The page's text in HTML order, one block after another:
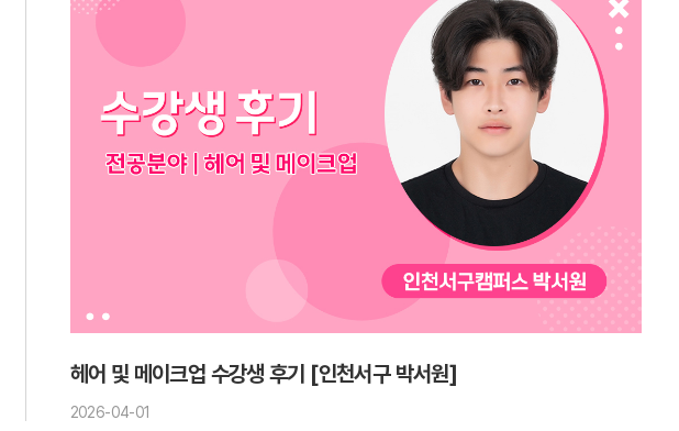
헤어 및 메이크업 수강생 후기 [인천서구 박서원]
2026-04-01